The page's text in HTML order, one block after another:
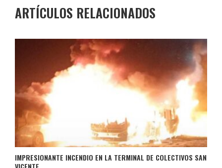
ARTÍCULOS RELACIONADOS
IMPRESIONANTE INCENDIO EN LA TERMINAL DE COLECTIVOS SAN